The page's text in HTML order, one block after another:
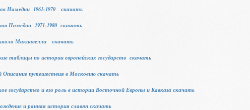
Намедни 1961-1970 скачать
Намедни 1971-1980 скачать
Макиавелли скачать
таблицы по истории европейских государств скачать
Описание путешествия в Московию скачать
государство и его роль в истории Восточной Европы и Кавказа скачать
и ранняя история славян скачать